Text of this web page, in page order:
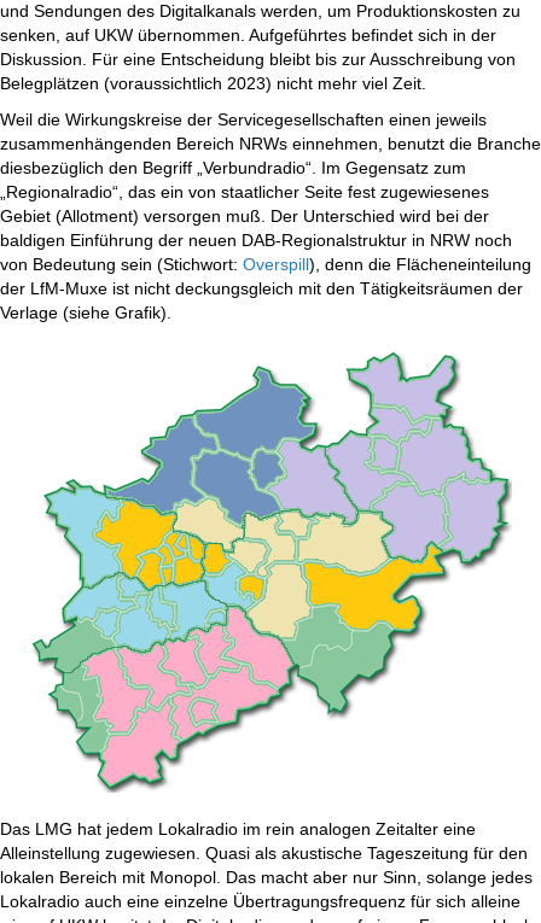
und Sendungen des Digitalkanals werden, um Produktionskosten zu
senken, auf UKW übernommen. Aufgeführtes befindet sich in der
Diskussion. Für eine Entscheidung bleibt bis zur Ausschreibung von
Belegplätzen (voraussichtlich 2023) nicht mehr viel Zeit.
Weil die Wirkungskreise der Servicegesellschaften einen jeweils
zusammenhängenden Bereich NRWs einnehmen, benutzt die Branche
diesbezüglich den Begriff „Verbundradio“. Im Gegensatz zum
„Regionalradio“, das ein von staatlicher Seite fest zugewiesenes
Gebiet (Allotment) versorgen muß. Der Unterschied wird bei der
baldigen Einführung der neuen DAB-Regionalstruktur in NRW noch
von Bedeutung sein (Stichwort: Overspill), denn die Flächeneinteilung
der LfM-Muxe ist nicht deckungsgleich mit den Tätigkeitsräumen der
Verlage (siehe Grafik).
Das LMG hat jedem Lokalradio im rein analogen Zeitalter eine
Alleinstellung zugewiesen. Quasi als akustische Tageszeitung für den
lokalen Bereich mit Monopol. Das macht aber nur Sinn, solange jedes
Lokalradio auch eine einzelne Übertragungsfrequenz für sich alleine